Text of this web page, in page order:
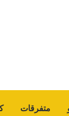
متفرقات